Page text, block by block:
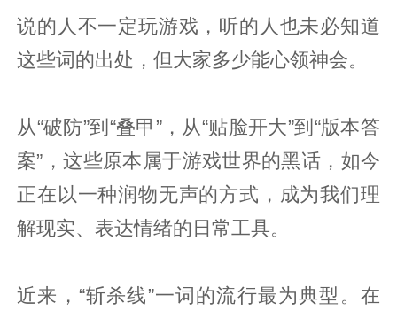
说的人不一定玩游戏，听的人也未必知道
这些词的出处，但大家多少能心领神会。
从“破防”到“叠甲”，从“贴脸开大”到“版本答
案”，这些原本属于游戏世界的黑话，如今
正在以一种润物无声的方式，成为我们理
解现实、表达情绪的日常工具。
近来，“斩杀线”一词的流行最为典型。在